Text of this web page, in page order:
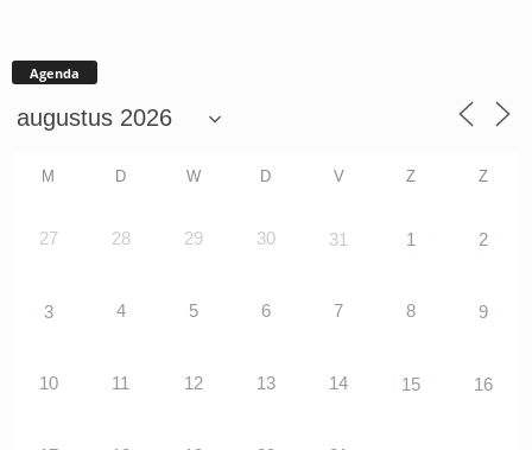
Agenda
M D W D V Z Z
27 28 29 30 31 1 2
3 4 5 6 7 8 9
10 11 12 13 14 15 16